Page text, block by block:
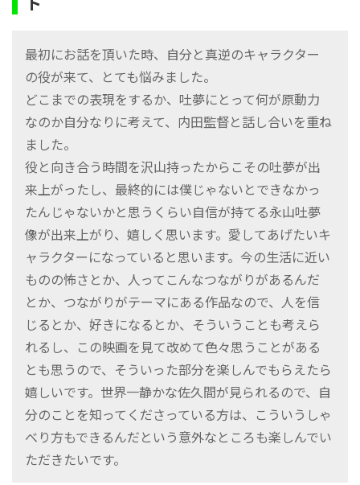
最初にお話を頂いた時、⾃分と真逆のキャラクター
の役が来て、とても悩みました。
どこまでの表現をするか、吐夢にとって何が原動⼒
なのか⾃分なりに考えて、内⽥監督と話し合いを重ね
ました。
役と向き合う時間を沢⼭持ったからこその吐夢が出
来上がったし、最終的には僕じゃないとできなかっ
たんじゃないかと思うくらい⾃信が持てる永⼭吐夢
像が出来上がり、嬉しく思います。愛してあげたいキ
ャラクターになっていると思います。今の⽣活に近い
ものの怖さとか、⼈ってこんなつながりがあるんだ
とか、つながりがテーマにある作品なので、⼈を信
じるとか、好きになるとか、そういうことも考えら
れるし、この映画を⾒て改めて⾊々思うことがある
とも思うので、そういった部分を楽しんでもらえたら
嬉しいです。世界⼀静かな佐久間が⾒られるので、⾃
分のことを知ってくださっている⽅は、こういうしゃ
べり⽅もできるんだという意外なところも楽しんでい
ただきたいです。